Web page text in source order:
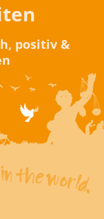
positiv &